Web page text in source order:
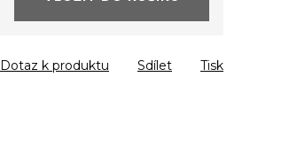
Tisk
Dotaz k produktu Sdílet